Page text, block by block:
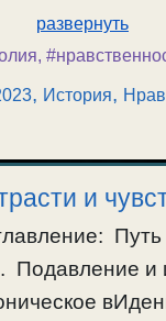
развернуть
,
, История,
и
Путь
Подавление и